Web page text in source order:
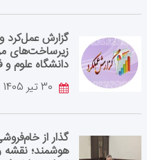
گزارش عمل‌کرد
زیرساخت‌های
دانشگاه علوم و
گذار از
هوشمند؛ نقشه